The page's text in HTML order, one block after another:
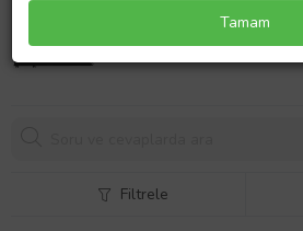
Dell P80G002 Notebook
3617,43 TL
Filtrele
Tamam